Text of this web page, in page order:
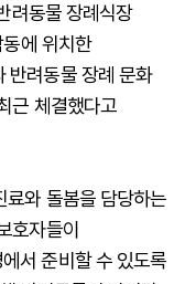
려동물 장례식장
에 위치한
반려동물 장례 문화
근 체결했다고
료와 돌봄을 담당하는
호자들이
서 준비할 수 있도록